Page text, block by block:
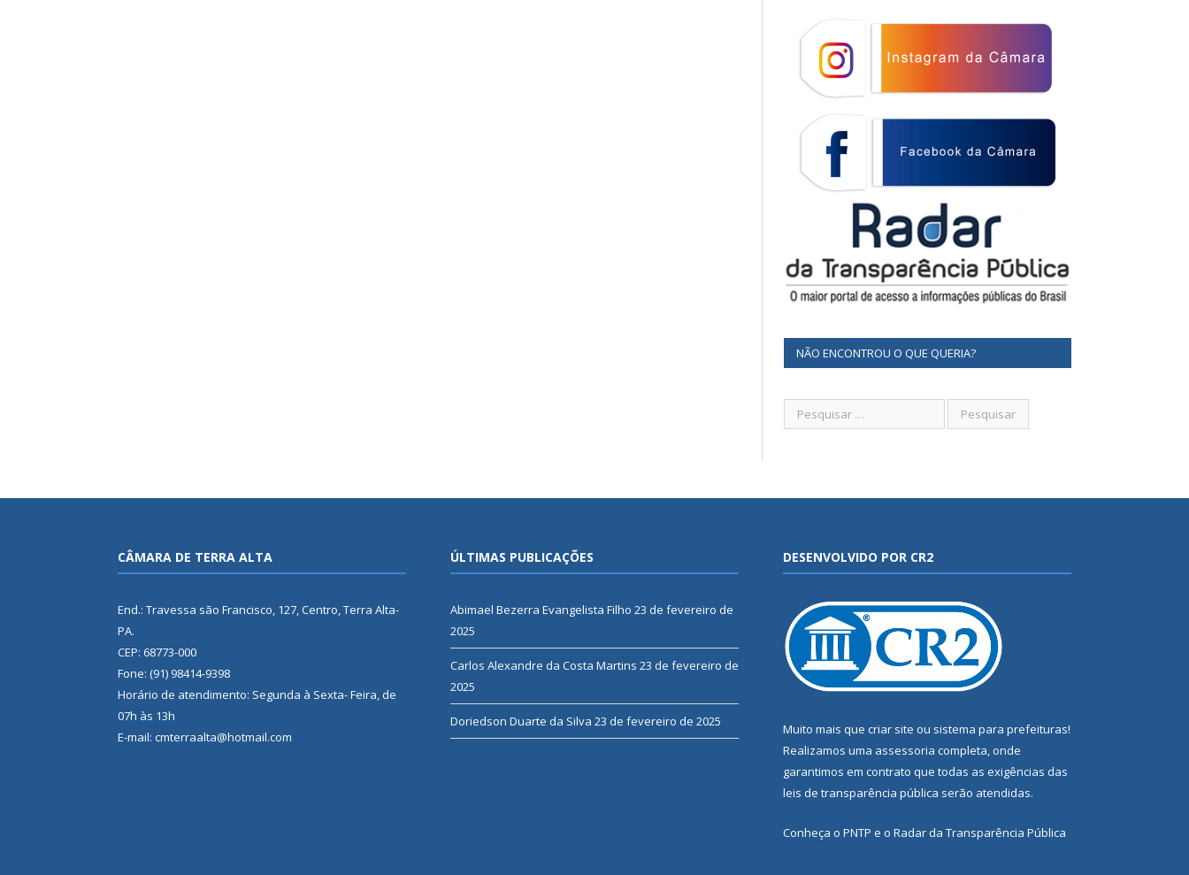
NÃO ENCONTROU O QUE QUERIA?
CÂMARA DE TERRA ALTA
End.: Travessa são Francisco, 127, Centro, Terra Alta-
PA.
CEP: 68773-000
Fone: (91) 98414-9398
Horário de atendimento: Segunda à Sexta- Feira, de
07h às 13h
E-mail: cmterraalta@hotmail.com
ÚLTIMAS PUBLICAÇÕES
Abimael Bezerra Evangelista Filho 23 de fevereiro de
2025
Carlos Alexandre da Costa Martins 23 de fevereiro de
2025
Doriedson Duarte da Silva 23 de fevereiro de 2025
DESENVOLVIDO POR CR2
Muito mais que criar site ou sistema para prefeituras!
Realizamos uma assessoria completa, onde
garantimos em contrato que todas as exigências das
leis de transparência pública serão atendidas.
Conheça o PNTP e o Radar da Transparência Pública